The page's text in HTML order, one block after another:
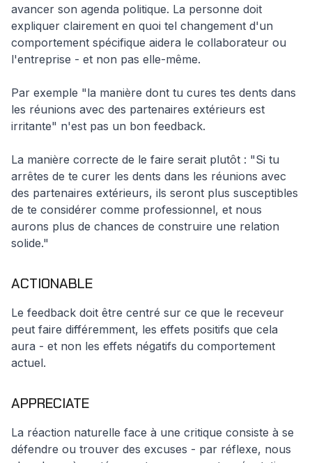
avancer son agenda politique. La personne doit
expliquer clairement en quoi tel changement d'un
comportement spécifique aidera le collaborateur ou
l'entreprise - et non pas elle-même.
Par exemple "la manière dont tu cures tes dents dans
les réunions avec des partenaires extérieurs est
irritante" n'est pas un bon feedback.
La manière correcte de le faire serait plutôt : "Si tu
arrêtes de te curer les dents dans les réunions avec
des partenaires extérieurs, ils seront plus susceptibles
de te considérer comme professionnel, et nous
aurons plus de chances de construire une relation
solide."
ACTIONABLE
Le feedback doit être centré sur ce que le receveur
peut faire différemment, les effets positifs que cela
aura - et non les effets négatifs du comportement
actuel.
APPRECIATE
La réaction naturelle face à une critique consiste à se
défendre ou trouver des excuses - par réflexe, nous